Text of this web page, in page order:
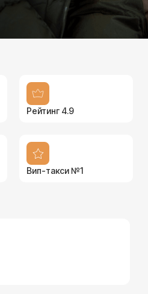
Рейтинг 4.9
Вип-такси №1